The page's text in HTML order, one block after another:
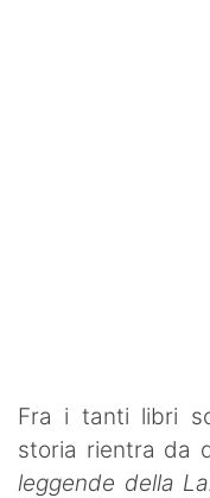
Fra i tanti libri
storia rientra da
leggende della